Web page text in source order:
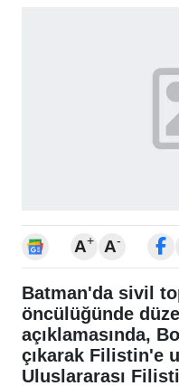
A+ A-
Batman'da sivil
öncülüğünde
açıklamasında,
çıkarak Filistin'e
Uluslararası